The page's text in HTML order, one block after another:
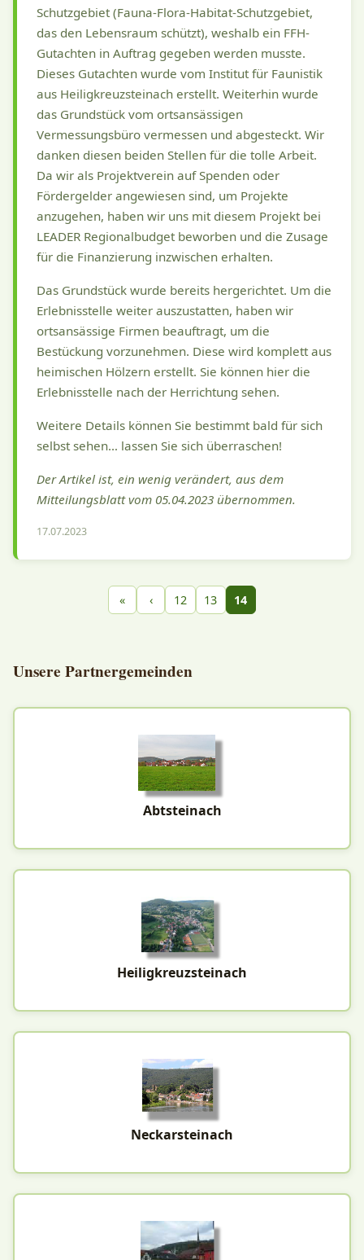
Schutzgebiet (Fauna-Flora-Habitat-Schutzgebiet,
das den Lebensraum schützt), weshalb ein FFH-
Gutachten in Auftrag gegeben werden musste.
Dieses Gutachten wurde vom Institut für Faunistik
aus Heiligkreuzsteinach erstellt. Weiterhin wurde
das Grundstück vom ortsansässigen
Vermessungsbüro vermessen und abgesteckt. Wir
danken diesen beiden Stellen für die tolle Arbeit.
Da wir als Projektverein auf Spenden oder
Fördergelder angewiesen sind, um Projekte
anzugehen, haben wir uns mit diesem Projekt bei
LEADER Regionalbudget beworben und die Zusage
für die Finanzierung inzwischen erhalten.
Das Grundstück wurde bereits hergerichtet. Um die
Erlebnisstelle weiter auszustatten, haben wir
ortsansässige Firmen beauftragt, um die
Bestückung vorzunehmen. Diese wird komplett aus
heimischen Hölzern erstellt. Sie können hier die
Erlebnisstelle nach der Herrichtung sehen.
Weitere Details können Sie bestimmt bald für sich
selbst sehen… lassen Sie sich überraschen!
Der Artikel ist, ein wenig verändert, aus dem
Mitteilungsblatt vom 05.04.2023 übernommen.
17.07.2023
« ‹ 12 13 14
Unsere Partnergemeinden
Abtsteinach
Heiligkreuzsteinach
Neckarsteinach